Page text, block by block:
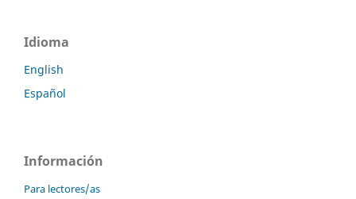
Idioma
English
Español
Información
Para lectores/as